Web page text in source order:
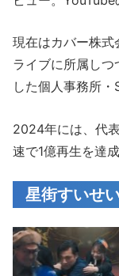
現在はカバー株式
ライブに所属し
した個人事務所・
2024年には、代
速で1億再生を達成
星街すいせ